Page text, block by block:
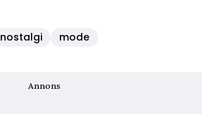
nostalgi mode
Annons